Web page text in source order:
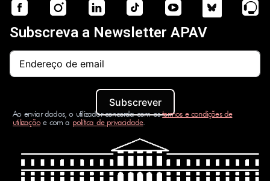
Subscreva a Newsletter APAV
Subscrever
Ao enviar dados, o utilizador concorda com ostermos e condições de
utilizaçãoe com a política de privacidade.